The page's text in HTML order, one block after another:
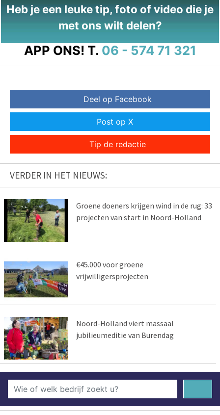
Heb je een leuke tip, foto of video die je
met ons wilt delen?
APP ONS! T. 06 - 574 71 321
Deel op Facebook
Post op X
Tip de redactie
VERDER IN HET NIEUWS:
Groene doeners krijgen wind in de rug: 33
projecten van start in Noord-Holland
€45.000 voor groene
vrijwilligersprojecten
Noord-Holland viert massaal
jubilieumeditie van Burendag